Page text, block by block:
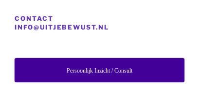
CONTACT
INFO@UITJEBEWUST.NL
Persoonlijk Inzicht / Consult